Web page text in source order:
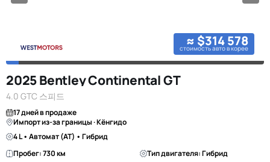
≈ $314 578
стоимость авто в корее
2025 Bentley Continental GT
4.0 GTC 스피드
17 дней в продаже
Импорт из-за границы · Кёнгидо
4 L • Автомат (AT) • Гибрид
Пробег: 730 км
Тип двигателя: Гибрид